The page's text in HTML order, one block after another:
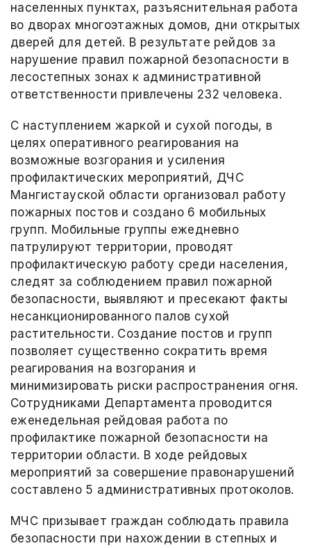
населенных пунктах, разъяснительная работа
во дворах многоэтажных домов, дни открытых
дверей для детей. В результате рейдов за
нарушение правил пожарной безопасности в
лесостепных зонах к административной
ответственности привлечены 232 человека.
С наступлением жаркой и сухой погоды, в
целях оперативного реагирования на
возможные возгорания и усиления
профилактических мероприятий, ДЧС
Мангистауской области организовал работу
пожарных постов и создано 6 мобильных
групп. Мобильные группы ежедневно
патрулируют территории, проводят
профилактическую работу среди населения,
следят за соблюдением правил пожарной
безопасности, выявляют и пресекают факты
несанкционированного палов сухой
растительности. Создание постов и групп
позволяет существенно сократить время
реагирования на возгорания и
минимизировать риски распространения огня.
Сотрудниками Департамента проводится
еженедельная рейдовая работа по
профилактике пожарной безопасности на
территории области. В ходе рейдовых
мероприятий за совершение правонарушений
составлено 5 административных протоколов.
МЧС призывает граждан соблюдать правила
безопасности при нахождении в степных и